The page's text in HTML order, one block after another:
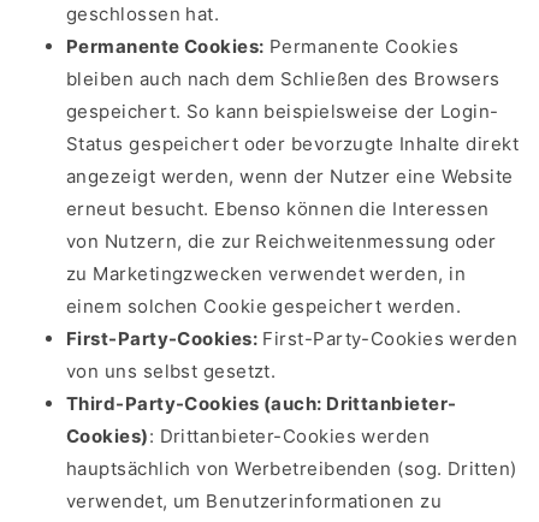
geschlossen hat.
Permanente Cookies: Permanente Cookies
bleiben auch nach dem Schließen des Browsers
gespeichert. So kann beispielsweise der Login-
Status gespeichert oder bevorzugte Inhalte direkt
angezeigt werden, wenn der Nutzer eine Website
erneut besucht. Ebenso können die Interessen
von Nutzern, die zur Reichweitenmessung oder
zu Marketingzwecken verwendet werden, in
einem solchen Cookie gespeichert werden.
First-Party-Cookies: First-Party-Cookies werden
von uns selbst gesetzt.
Third-Party-Cookies (auch: Drittanbieter-
Cookies): Drittanbieter-Cookies werden
hauptsächlich von Werbetreibenden (sog. Dritten)
verwendet, um Benutzerinformationen zu